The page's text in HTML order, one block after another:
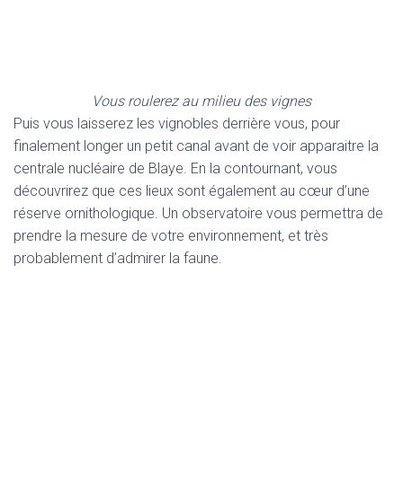
Vous roulerez au milieu des vignes
Puis vous laisserez les vignobles derrière vous, pour
finalement longer un petit canal avant de voir apparaitre la
centrale nucléaire de Blaye. En la contournant, vous
découvrirez que ces lieux sont également au cœur d’une
réserve ornithologique. Un observatoire vous permettra de
prendre la mesure de votre environnement, et très
probablement d’admirer la faune.